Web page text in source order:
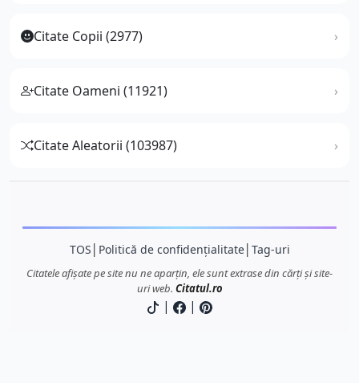
Citate Copii (2977)
Citate Oameni (11921)
Citate Aleatorii (103987)
TOS Politică de confidențialitate│ Tag-uri
Citatele afișate pe site nu ne aparțin, ele sunt extrase din cărți și site-
uri web. Citatul.ro
| |